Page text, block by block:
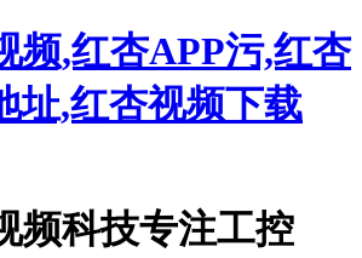
频,红杏APP污,红杏
址,红杏视频下载
频科技专注工控